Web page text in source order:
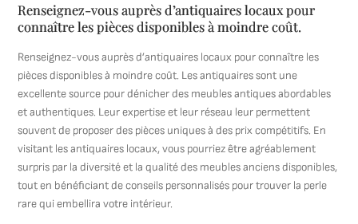
Renseignez-vous auprès d’antiquaires locaux pour
connaître les pièces disponibles à moindre coût.
Renseignez-vous auprès d’antiquaires locaux pour connaître les
pièces disponibles à moindre coût. Les antiquaires sont une
excellente source pour dénicher des meubles antiques abordables
et authentiques. Leur expertise et leur réseau leur permettent
souvent de proposer des pièces uniques à des prix compétitifs. En
visitant les antiquaires locaux, vous pourriez être agréablement
surpris par la diversité et la qualité des meubles anciens disponibles,
tout en bénéficiant de conseils personnalisés pour trouver la perle
rare qui embellira votre intérieur.